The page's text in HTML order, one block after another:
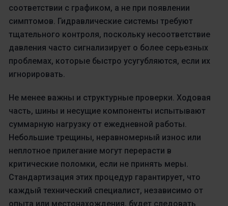
соответствии с графиком, а не при появлении
симптомов. Гидравлические системы требуют
тщательного контроля, поскольку несоответствие
давления часто сигнализирует о более серьезных
проблемах, которые быстро усугубляются, если их
игнорировать.
Не менее важны и структурные проверки. Ходовая
часть, шины и несущие компоненты испытывают
суммарную нагрузку от ежедневной работы.
Небольшие трещины, неравномерный износ или
неплотное прилегание могут перерасти в
критические поломки, если не принять меры.
Стандартизация этих процедур гарантирует, что
каждый технический специалист, независимо от
опыта или местонахождения, будет следовать